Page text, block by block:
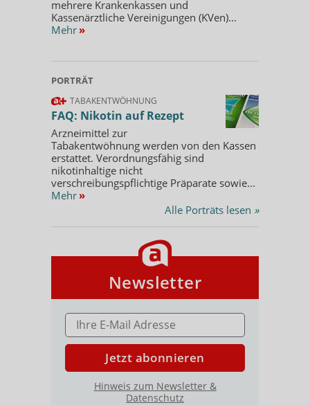
mehrere Krankenkassen und
Kassenärztliche Vereinigungen (KVen)...
Mehr »
PORTRÄT
TABAKENTWÖHNUNG
FAQ: Nikotin auf Rezept
Arzneimittel zur
Tabakentwöhnung werden von den Kassen
erstattet. Verordnungsfähig sind
nikotinhaltige nicht
verschreibungspflichtige Präparate sowie...
Mehr »
Alle Porträts lesen »
Newsletter
E-MAIL ADRESSE
Jetzt abonnieren
Hinweis zum Newsletter &
Datenschutz